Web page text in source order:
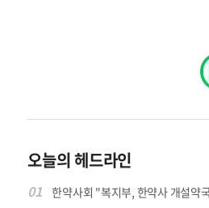
오늘의 헤드라인
01 한약사회 "복지부, 한약사 개설약